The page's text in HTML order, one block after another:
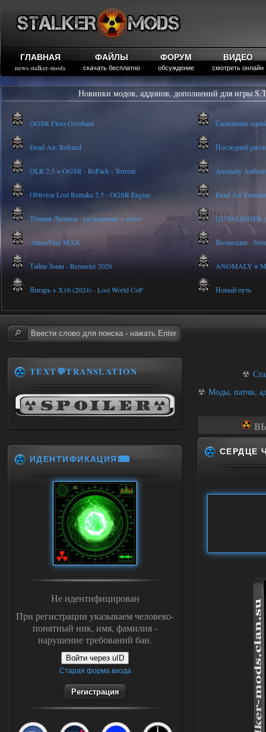
ГЛАВНАЯ
news stalker-mods
ФАЙЛЫ
скачать бесплатно
ФОРУМ
обсуждение
ВИДЕО
смотреть онлайн
Новинки модов, аддонов, дополнений для игры
OGSR Flora Overhaul Скованные
Dead Air: Refined Последний
OLR 2.5 + OGSR - RePack - Torrent Anomaly
Oblivion Lost Remake 2.5 - OGSR Engine Dead Air
Тёмная Лощина - расширение + квест GUNSLINGER
AtmosFear MAX Возмездие -
Тайна Зоны - Remaster 2026 ANOMALY ※
Янтарь + X16 (2024) - Lost World CoP Новый путь
☢
☢ Моды, патчи,
СЕРДЦЕ
TEXT💬TRANSLATION
ИДЕНТИФИКАЦИЯ⌨
Не идентифицирован
При регистрации указываем человеко-
понятный ник, имя, фамилия -
нарушение требований бан.
Войти через uID
Старая форма входа
Регистрация